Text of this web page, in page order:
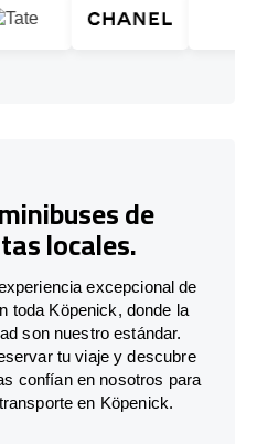
de
locales.
excepcional de
toda Köpenick, donde la
son nuestro estándar.
tu viaje y descubre
confían en nosotros para
en Köpenick.